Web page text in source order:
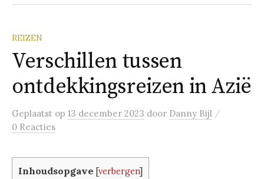
REIZEN
Verschillen tussen
ontdekkingsreizen in Azië
Geplaatst op 13 december 2023 door Danny Bijl /
0 Reacties
Inhoudsopgave [verbergen]